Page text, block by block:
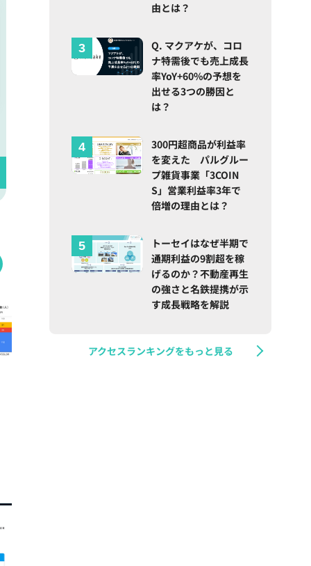
由とは？
Q. マクアケが、コロ
ナ特需後でも売上成長
率YoY+60%の予想を
出せる3つの勝因と
は？
300円超商品が利益率
を変えた パルグルー
プ雑貨事業「3COIN
S」営業利益率3年で
倍増の理由とは？
トーセイはなぜ半期で
通期利益の9割超を稼
げるのか？不動産再生
の強さと名鉄提携が示
す成長戦略を解説
アクセスランキングをもっと見る